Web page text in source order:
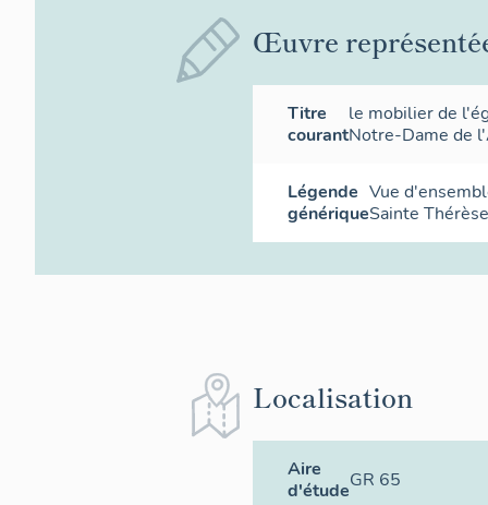
Œuvre
Titre
courant
le mobilier de
Notre-Dame de
Légende
générique
Vue
Sainte
Localisation
Aire
d'étudeGR 65